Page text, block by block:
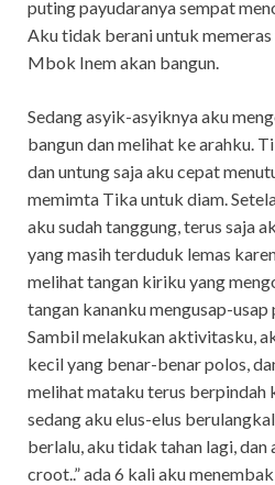
puting payudaranya sempat
Aku tidak berani untuk
Mbok Inem akan bangun.
Sedang asyik-asyiknya aku
bangun dan melihat ke arahku.
dan untung saja aku cepat
memimta Tika untuk diam.
aku sudah tanggung, terus saja
yang masih terduduk lemas
melihat tangan kiriku yang
tangan kananku mengusap-usap
Sambil melakukan aktivitasku,
kecil yang benar-benar polos,
melihat mataku terus berpindah
sedang aku elus-elus
berlalu, aku tidak tahan lagi, dan
croot..” ada 6 kali aku